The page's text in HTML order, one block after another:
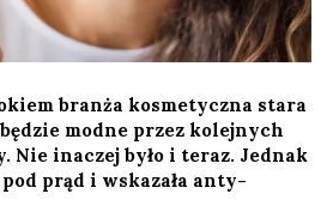
branża kosmetyczna stara
modne przez kolejnych
Nie inaczej było i teraz. Jednak
pod prąd i wskazała anty-